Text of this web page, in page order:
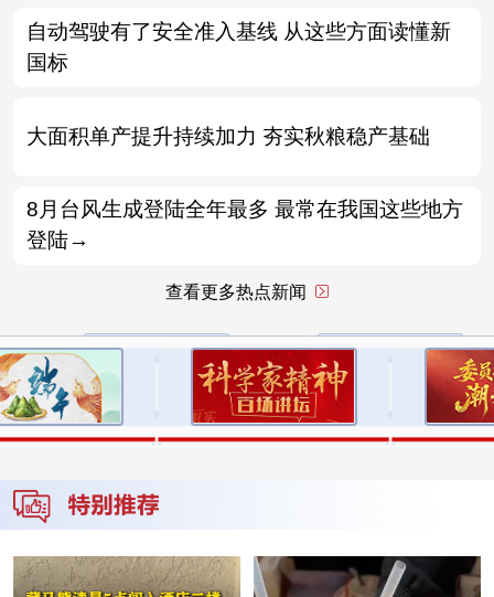
自动驾驶有了安全准入基线 从这些方面读懂新
国标
大面积单产提升持续加力 夯实秋粮稳产基础
8月台风生成登陆全年最多 最常在我国这些地方
登陆→
查看更多热点新闻